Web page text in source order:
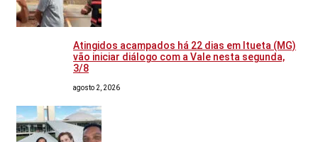
Atingidos acampados há 22 dias em Itueta (MG)
vão iniciar diálogo com a Vale nesta segunda,
3/8
agosto 2, 2026